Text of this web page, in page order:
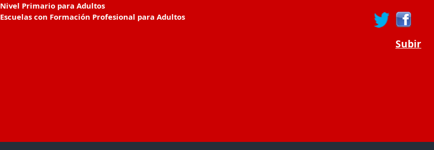
Nivel Primario para Adultos
Escuelas con Formación Profesional para Adultos
Subir